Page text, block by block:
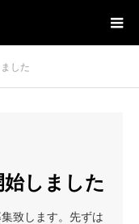
した
しました
致します。先ずは